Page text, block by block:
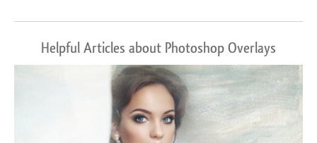
Helpful Articles about Photoshop Overlays